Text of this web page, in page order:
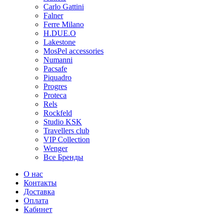
Carlo Gattini
Falner
Ferre Milano
H.DUE.O
Lakestone
MosPel accessories
Numanni
Pacsafe
Piquadro
Progres
Proteca
Rels
Rockfeld
Studio KSK
Travellers club
VIP Collection
Wenger
Все Бренды
О нас
Контакты
Доставка
Оплата
Кабинет